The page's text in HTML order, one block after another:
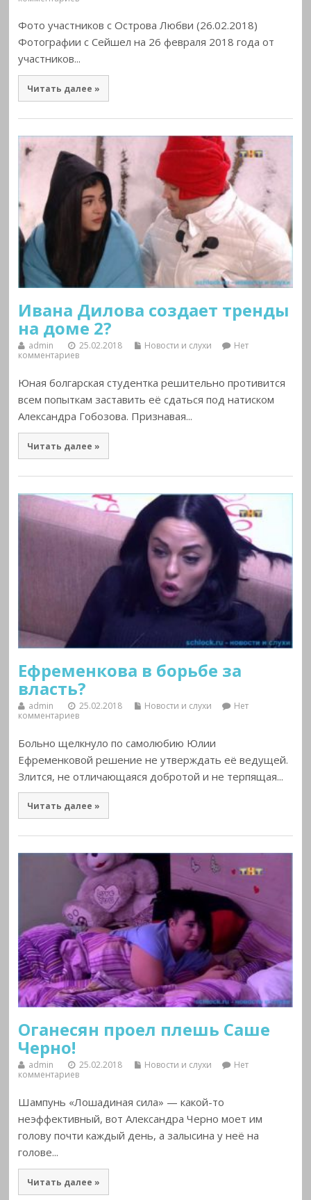
Фото участников с Острова Любви (26.02.2018)
Фотографии с Сейшел на 26 февраля 2018 года от
участников...
Читать далее »
Ивана Дилова создает тренды
на доме 2?
admin 25.02.2018 Новости и слухи
Нет
комментариев
Юная болгарская студентка решительно противится
всем попыткам заставить её сдаться под натиском
Александра Гобозова. Признавая...
Читать далее »
Ефременкова в борьбе за
власть?
admin 25.02.2018 Новости и слухи
Нет
комментариев
Больно щелкнуло по самолюбию Юлии
Ефременковой решение не утверждать её ведущей.
Злится, не отличающаяся добротой и не терпящая...
Читать далее »
Оганесян проел плешь Саше
Черно!
admin 25.02.2018 Новости и слухи
Нет
комментариев
Шампунь «Лошадиная сила» — какой-то
неэффективный, вот Александра Черно моет им
голову почти каждый день, а залысина у неё на
голове...
Читать далее »